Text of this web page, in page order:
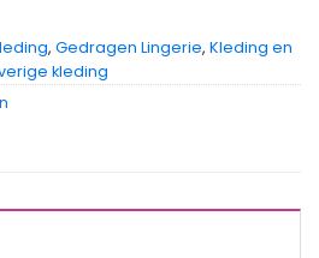
, Gedragen Lingerie, Kleding en
kleding